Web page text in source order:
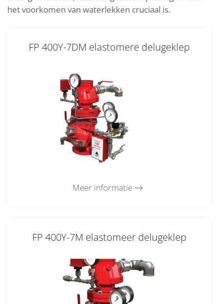
het voorkomen van waterlekken cruciaal is.
FP 400Y-7DM elastomere delugeklep
Meer informatie
FP 400Y-7M elastomeer delugeklep